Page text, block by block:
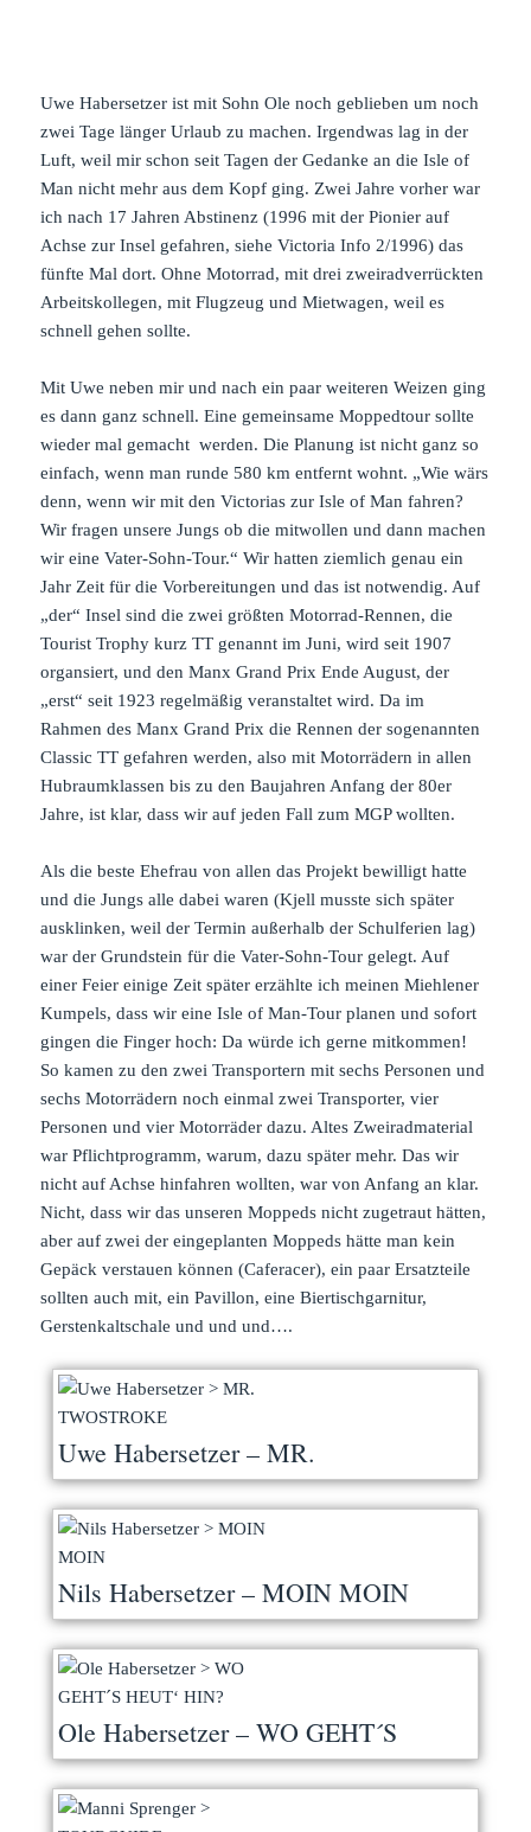
Uwe Habersetzer ist mit Sohn Ole noch geblieben um noch
zwei Tage länger Urlaub zu machen. Irgendwas lag in der
Luft, weil mir schon seit Tagen der Gedanke an die Isle of
Man nicht mehr aus dem Kopf ging. Zwei Jahre vorher war
ich nach 17 Jahren Abstinenz (1996 mit der Pionier auf
Achse zur Insel gefahren, siehe Victoria Info 2/1996) das
fünfte Mal dort. Ohne Motorrad, mit drei zweiradverrückten
Arbeitskollegen, mit Flugzeug und Mietwagen, weil es
schnell gehen sollte.
Mit Uwe neben mir und nach ein paar weiteren Weizen ging
es dann ganz schnell. Eine gemeinsame Moppedtour sollte
wieder mal gemacht werden. Die Planung ist nicht ganz so
einfach, wenn man runde 580 km entfernt wohnt. „Wie wärs
denn, wenn wir mit den Victorias zur Isle of Man fahren?
Wir fragen unsere Jungs ob die mitwollen und dann machen
wir eine Vater-Sohn-Tour.“ Wir hatten ziemlich genau ein
Jahr Zeit für die Vorbereitungen und das ist notwendig. Auf
„der“ Insel sind die zwei größten Motorrad-Rennen, die
Tourist Trophy kurz TT genannt im Juni, wird seit 1907
organsiert, und den Manx Grand Prix Ende August, der
„erst“ seit 1923 regelmäßig veranstaltet wird. Da im
Rahmen des Manx Grand Prix die Rennen der sogenannten
Classic TT gefahren werden, also mit Motorrädern in allen
Hubraumklassen bis zu den Baujahren Anfang der 80er
Jahre, ist klar, dass wir auf jeden Fall zum MGP wollten.
Als die beste Ehefrau von allen das Projekt bewilligt hatte
und die Jungs alle dabei waren (Kjell musste sich später
ausklinken, weil der Termin außerhalb der Schulferien lag)
war der Grundstein für die Vater-Sohn-Tour gelegt. Auf
einer Feier einige Zeit später erzählte ich meinen Miehlener
Kumpels, dass wir eine Isle of Man-Tour planen und sofort
gingen die Finger hoch: Da würde ich gerne mitkommen!
So kamen zu den zwei Transportern mit sechs Personen und
sechs Motorrädern noch einmal zwei Transporter, vier
Personen und vier Motorräder dazu. Altes Zweiradmaterial
war Pflichtprogramm, warum, dazu später mehr. Das wir
nicht auf Achse hinfahren wollten, war von Anfang an klar.
Nicht, dass wir das unseren Moppeds nicht zugetraut hätten,
aber auf zwei der eingeplanten Moppeds hätte man kein
Gepäck verstauen können (Caferacer), ein paar Ersatzteile
sollten auch mit, ein Pavillon, eine Biertischgarnitur,
Gerstenkaltschale und und und….
Uwe Habersetzer – MR.
TWOSTROKE
Nils Habersetzer – MOIN MOIN
Ole Habersetzer – WO GEHT´S
HEUT‘ HIN